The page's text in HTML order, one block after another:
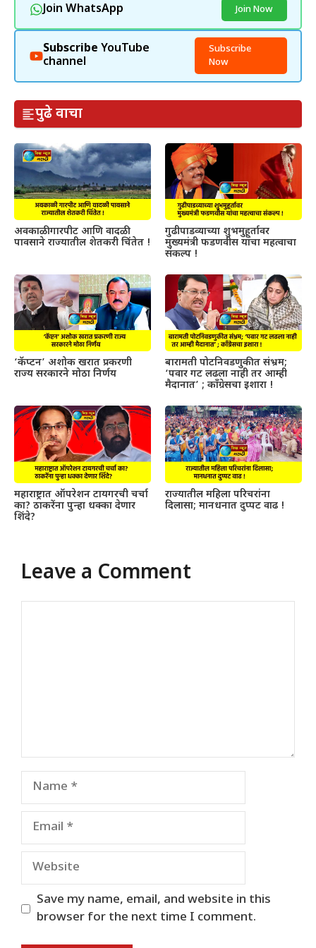
Join WhatsApp Join Now
Subscribe YouTube
channel
Subscribe
Now
पुढे वाचा
अवकाळी गारपीट आणि वादळी
पावसाने राज्यातील शेतकरी चिंतेत !
गुढीपाडव्याच्या शुभमुहूर्तावर
मुख्यमंत्री फडणवीस यांचा महत्वाचा
संकल्प !
‘कॅप्टन’ अशोक खरात प्रकरणी
राज्य सरकारने मोठा निर्णय
बारामती पोटनिवडणुकीत संभ्रम;
‘पवार गट लढला नाही तर आम्ही
मैदानात’ ; काँग्रेसचा इशारा !
महाराष्ट्रात ऑपरेशन टायगरची चर्चा
का? ठाकरेंना पुन्हा धक्का देणार
शिंदे?
राज्यातील महिला परिचरांना
दिलासा; मानधनात दुप्पट वाढ !
Leave a Comment
Name
Email
Website
Save my name, email, and website in this
browser for the next time I comment.